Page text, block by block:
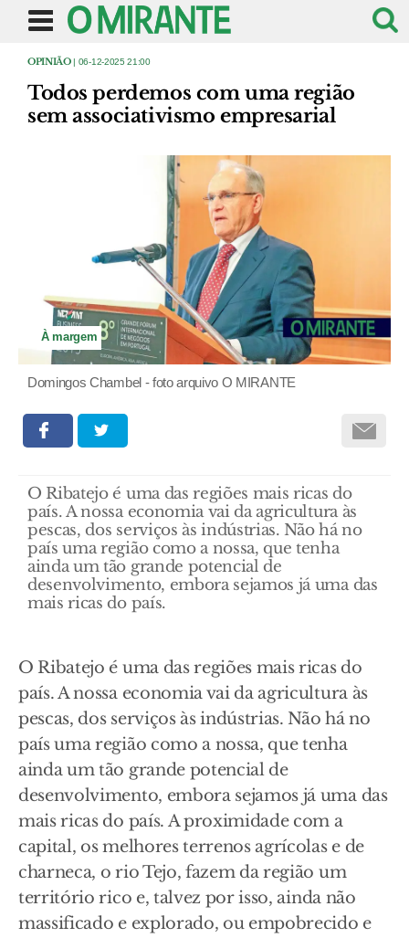
OPINIÃO| 06-12-2025 21:00
Todos perdemos com uma região
sem associativismo empresarial
À margem
Domingos Chambel - foto arquivo O MIRANTE
O Ribatejo é uma das regiões mais ricas do
país. A nossa economia vai da agricultura às
pescas, dos serviços às indústrias. Não há no
país uma região como a nossa, que tenha
ainda um tão grande potencial de
desenvolvimento, embora sejamos já uma das
mais ricas do país.
O Ribatejo é uma das regiões mais ricas do
país. A nossa economia vai da agricultura às
pescas, dos serviços às indústrias. Não há no
país uma região como a nossa, que tenha
ainda um tão grande potencial de
desenvolvimento, embora sejamos já uma das
mais ricas do país. A proximidade com a
capital, os melhores terrenos agrícolas e de
charneca, o rio Tejo, fazem da região um
território rico e, talvez por isso, ainda não
massificado e explorado, ou empobrecido e